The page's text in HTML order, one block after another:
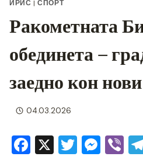
ИРИС |СПОРТ
Ракометната
обединета –
заедно кон
04.03.2026
F X T M Vi